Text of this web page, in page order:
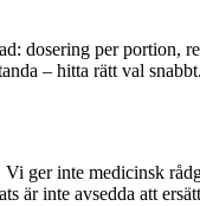
dosering per portion,
– hitta rätt val snabbt.
ger inte medicinsk
är inte avsedda att